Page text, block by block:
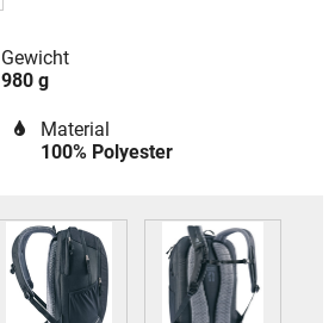
Gewicht
980 g
Material
100% Polyester